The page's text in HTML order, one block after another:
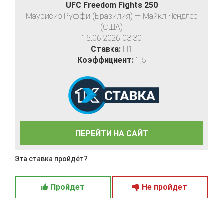
UFC Freedom Fights 250
Маурисио Руффи (Бразилия) — Майкл Чендлер
(США)
15.06.2026 03:30
Ставка:П1
Коэффициент:1,5
ПЕРЕЙТИ НА САЙТ
Эта ставка пройдёт?
Пройдет Не пройдет